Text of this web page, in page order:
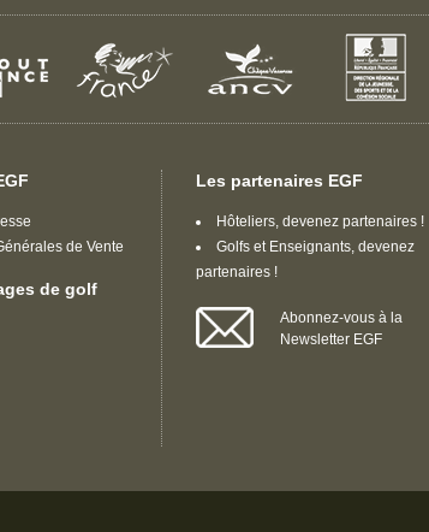
de Vente
de golf
Les partenaires EGF
Hôteliers, devenez partenaires !
Golfs et Enseignants, devenez
partenaires !
Abonnez-vous à la
Newsletter EGF